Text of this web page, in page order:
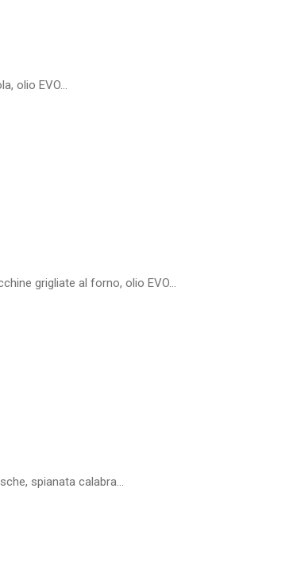
olio EVO...
grigliate al forno, olio EVO...
spianata calabra...